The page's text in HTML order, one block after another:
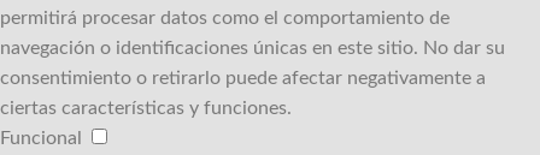
permitirá procesar datos como el comportamiento de
navegación o identificaciones únicas en este sitio. No dar su
consentimiento o retirarlo puede afectar negativamente a
ciertas características y funciones.
Funcional